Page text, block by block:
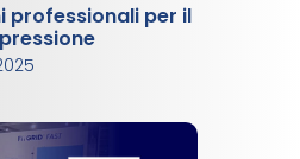
professionali per il